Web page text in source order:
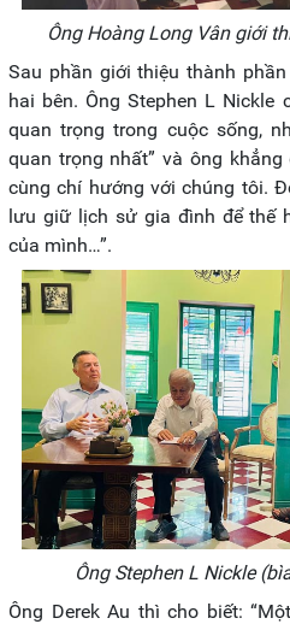
Ông Hoàng Long Vân giới
Sau phần giới thiệu thành
hai bên. Ông Stephen L Nickle
quan trọng trong cuộc sống,
quan trọng nhất” và ông
cùng chí hướng với chúng tôi.
lưu giữ lịch sử gia đình để thế
của mình…”.
Ông Stephen L Nickle
Ông Derek Au thì cho biết: